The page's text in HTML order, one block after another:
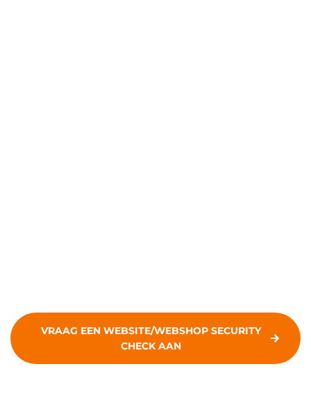
VRAAG EEN WEBSITE/WEBSHOP SECURITY
CHECK AAN